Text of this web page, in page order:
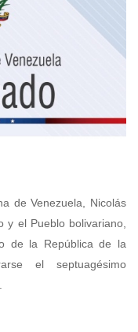
de Venezuela, Nicolás
y el Pueblo bolivariano,
de la República de la
el septuagésimo